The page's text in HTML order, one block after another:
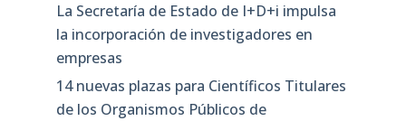
La Secretaría de Estado de I+D+i impulsa
la incorporación de investigadores en
empresas
14 nuevas plazas para Científicos Titulares
de los Organismos Públicos de